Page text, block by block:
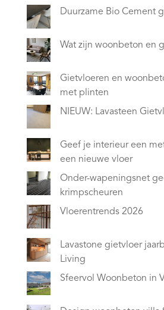
Duurzame Bio Cement
Wat zijn woonbeton en
Gietvloeren en
met plinten
NIEUW: Lavasteen
Geef je interieur een
een nieuwe vloer
Onder-wapeningsnet
krimpscheuren
Vloerentrends 2026
Lavastone gietvloer
Living
Sfeervol Woonbeton in